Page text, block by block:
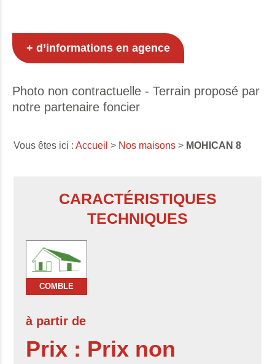
+ d’informations en agence
Photo non contractuelle - Terrain proposé par
notre partenaire foncier
Vous êtes ici :Accueil > Nos maisons > MOHICAN 8
CARACTÉRISTIQUES
TECHNIQUES
COMBLE
à partir de
Prix : Prix non